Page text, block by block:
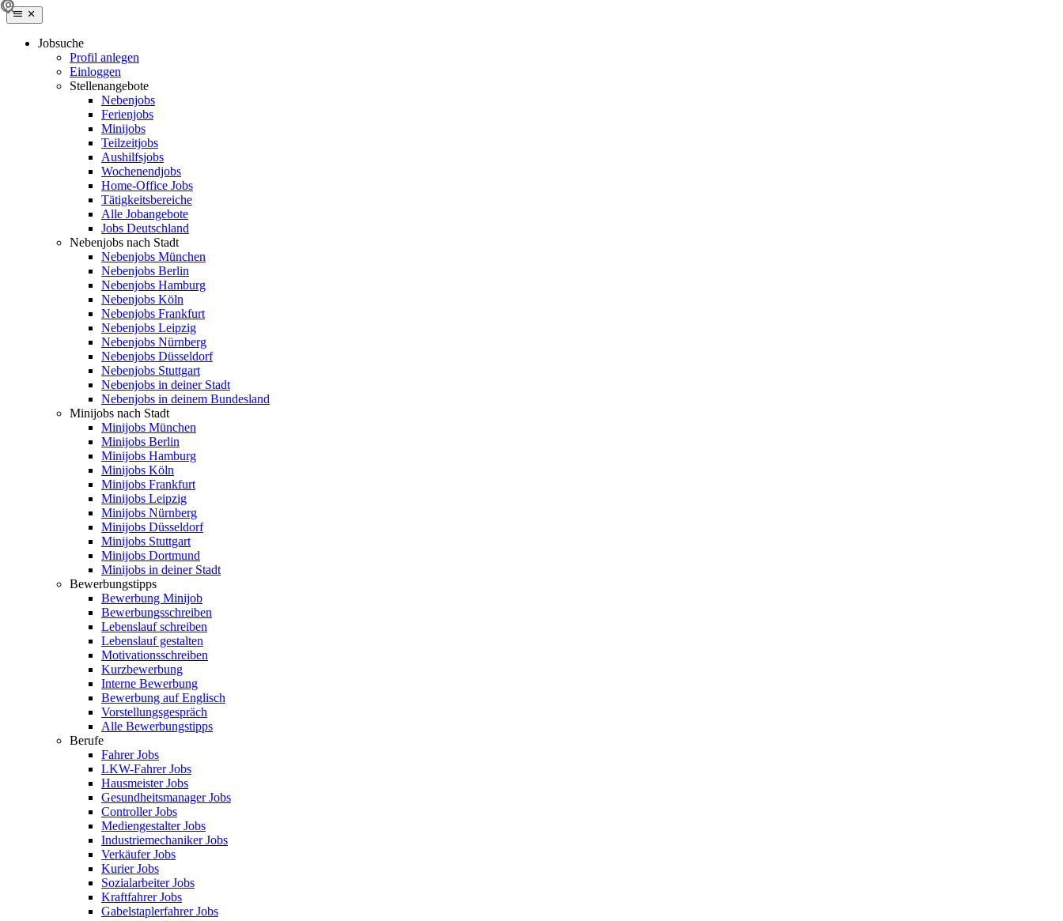
Jobsuche
Profil anlegen
Einloggen
Stellenangebote
Nebenjobs
Ferienjobs
Minijobs
Teilzeitjobs
Aushilfsjobs
Wochenendjobs
Home-Office Jobs
Tätigkeitsbereiche
Alle Jobangebote
Jobs Deutschland
Nebenjobs nach Stadt
Nebenjobs München
Nebenjobs Berlin
Nebenjobs Hamburg
Nebenjobs Köln
Nebenjobs Frankfurt
Nebenjobs Leipzig
Nebenjobs Nürnberg
Nebenjobs Düsseldorf
Nebenjobs Stuttgart
Nebenjobs in deiner Stadt
Nebenjobs in deinem Bundesland
Minijobs nach Stadt
Minijobs München
Minijobs Berlin
Minijobs Hamburg
Minijobs Köln
Minijobs Frankfurt
Minijobs Leipzig
Minijobs Nürnberg
Minijobs Düsseldorf
Minijobs Stuttgart
Minijobs Dortmund
Minijobs in deiner Stadt
Bewerbungstipps
Bewerbung Minijob
Bewerbungsschreiben
Lebenslauf schreiben
Lebenslauf gestalten
Motivationsschreiben
Kurzbewerbung
Interne Bewerbung
Bewerbung auf Englisch
Vorstellungsgespräch
Alle Bewerbungstipps
Berufe
Fahrer Jobs
LKW-Fahrer Jobs
Hausmeister Jobs
Gesundheitsmanager Jobs
Controller Jobs
Mediengestalter Jobs
Industriemechaniker Jobs
Verkäufer Jobs
Kurier Jobs
Sozialarbeiter Jobs
Kraftfahrer Jobs
Gabelstaplerfahrer Jobs